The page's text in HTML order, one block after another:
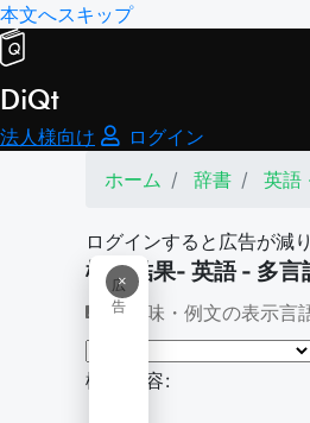
本文へスキップ
DiQt
法人様向け
ログイン
ホーム
辞書 英語
ログインすると広告が減
×
広
告
検索結果- 英語 - 多言
意味・例文の表示言
検索内容: